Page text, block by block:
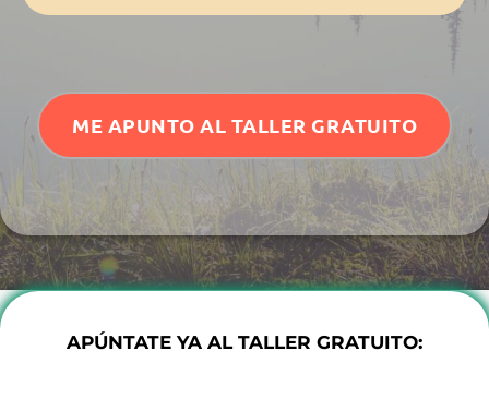
ME APUNTO AL TALLER GRATUITO
APÚNTATE YA AL TALLER GRATUITO: